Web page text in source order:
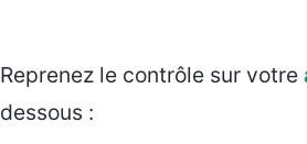
Reprenez le contrôle sur votre
dessous :